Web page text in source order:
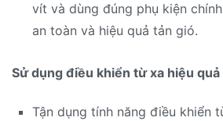
vít và dùng đúng phụ kiện
an toàn và hiệu quả tản gió.
Sử dụng điều khiển từ xa hiệu quả
Tận dụng tính năng điều khiển